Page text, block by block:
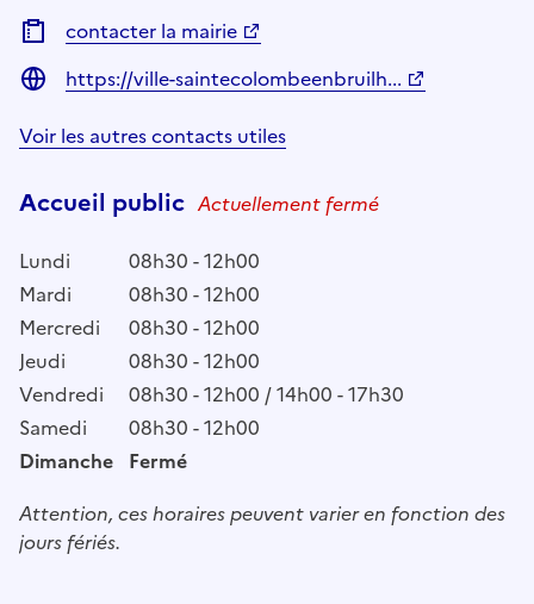
contacter la mairie
https://ville-saintecolombeenbruilh...
Voir les autres contacts utiles
Accueil public Actuellement fermé
Lundi
08h30 - 12h00
Mardi
08h30 - 12h00
Mercredi
08h30 - 12h00
Jeudi
08h30 - 12h00
Vendredi
08h30 - 12h00 / 14h00 - 17h30
Samedi
08h30 - 12h00
Dimanche Fermé
Attention, ces horaires peuvent varier en fonction des
jours fériés.